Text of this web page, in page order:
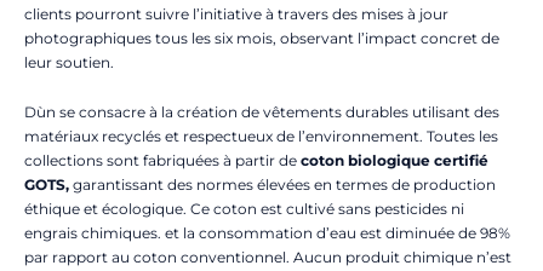
clients pourront suivre l’initiative à travers des mises à jour
photographiques tous les six mois, observant l’impact concret de
leur soutien.
Dùn se consacre à la création de vêtements durables utilisant des
matériaux recyclés et respectueux de l’environnement. Toutes les
collections sont fabriquées à partir de coton biologique certifié
GOTS, garantissant des normes élevées en termes de production
éthique et écologique. Ce coton est cultivé sans pesticides ni
engrais chimiques. et la consommation d’eau est diminuée de 98%
par rapport au coton conventionnel. Aucun produit chimique n’est